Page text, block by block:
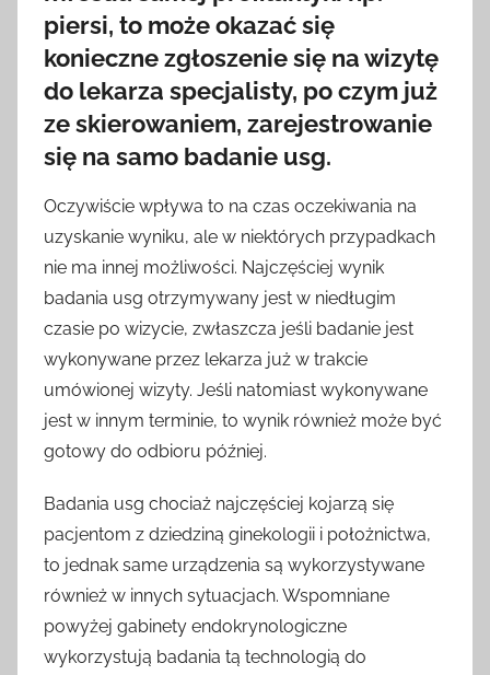
piersi, to może okazać się
konieczne zgłoszenie się na wizytę
do lekarza specjalisty, po czym już
ze skierowaniem, zarejestrowanie
się na samo badanie usg.
Oczywiście wpływa to na czas oczekiwania na
uzyskanie wyniku, ale w niektórych przypadkach
nie ma innej możliwości. Najczęściej wynik
badania usg otrzymywany jest w niedługim
czasie po wizycie, zwłaszcza jeśli badanie jest
wykonywane przez lekarza już w trakcie
umówionej wizyty. Jeśli natomiast wykonywane
jest w innym terminie, to wynik również może być
gotowy do odbioru później.
Badania usg chociaż najczęściej kojarzą się
pacjentom z dziedziną ginekologii i położnictwa,
to jednak same urządzenia są wykorzystywane
również w innych sytuacjach. Wspomniane
powyżej gabinety endokrynologiczne
wykorzystują badania tą technologią do